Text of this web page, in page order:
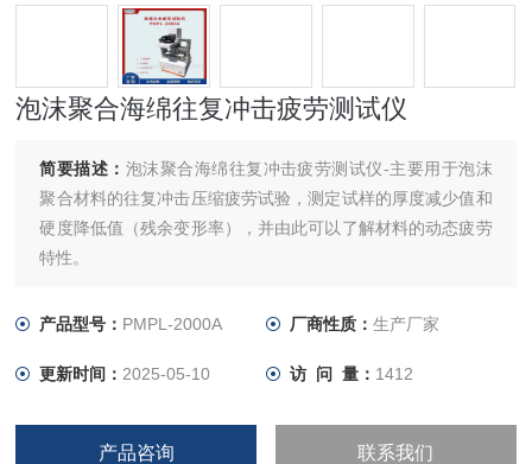
泡沫聚合海绵往复冲击疲劳测试仪
简要描述： 泡沫聚合海绵往复冲击疲劳测试仪-主要用于泡沫
聚合材料的往复冲击压缩疲劳试验，测定试样的厚度减少值和
硬度降低值（残余变形率），并由此可以了解材料的动态疲劳
特性。
产品型号： PMPL-2000A 厂商性质： 生产厂家
更新时间： 2025-05-10 访 问 量： 1412
产品咨询 联系我们